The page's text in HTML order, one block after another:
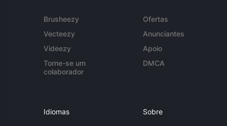
Brusheezy
Vecteezy
Videezy
Torne-se um
colaborador
Ofertas
Anunciantes
Apoio
DMCA
Idiomas Sobre